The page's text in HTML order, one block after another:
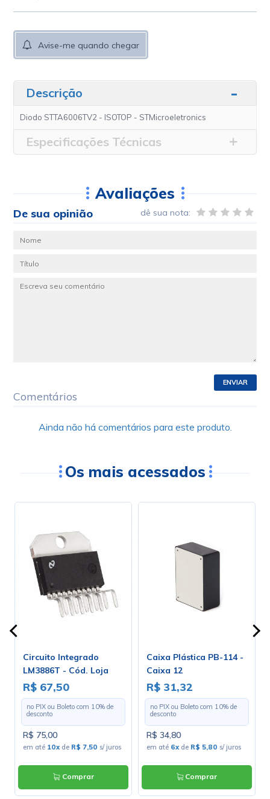
Avise-me quando chegar
Descrição
Diodo STTA6006TV2 - ISOTOP - STMicroeletronics
Especificações Técnicas
Avaliações
De sua opinião dê sua nota:
ENVIAR
Comentários
Ainda não há comentários para este produto.
Os mais acessados
Circuito Integrado
LM3886T - Cód. Loja
2046
R$ 67,50
no PIX ou Boleto com 10% de
desconto
R$ 75,00
em até 10xde R$ 7,50 s/ juros
Comprar
Caixa Plástica PB-114 -
Caixa 12
R$ 31,32
no PIX ou Boleto com 10% de
desconto
R$ 34,80
em até 6xde R$ 5,80 s/ juros
Comprar